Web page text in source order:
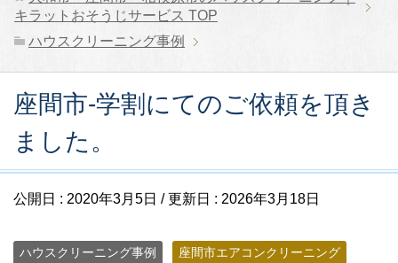
キラットおそうじサービス TOP
ハウスクリーニング事例
座間市-学割にてのご依頼を頂き
ました。
公開日 : 2020年3月5日 / 更新日 : 2026年3月18日
ハウスクリーニング事例 座間市エアコンクリーニング